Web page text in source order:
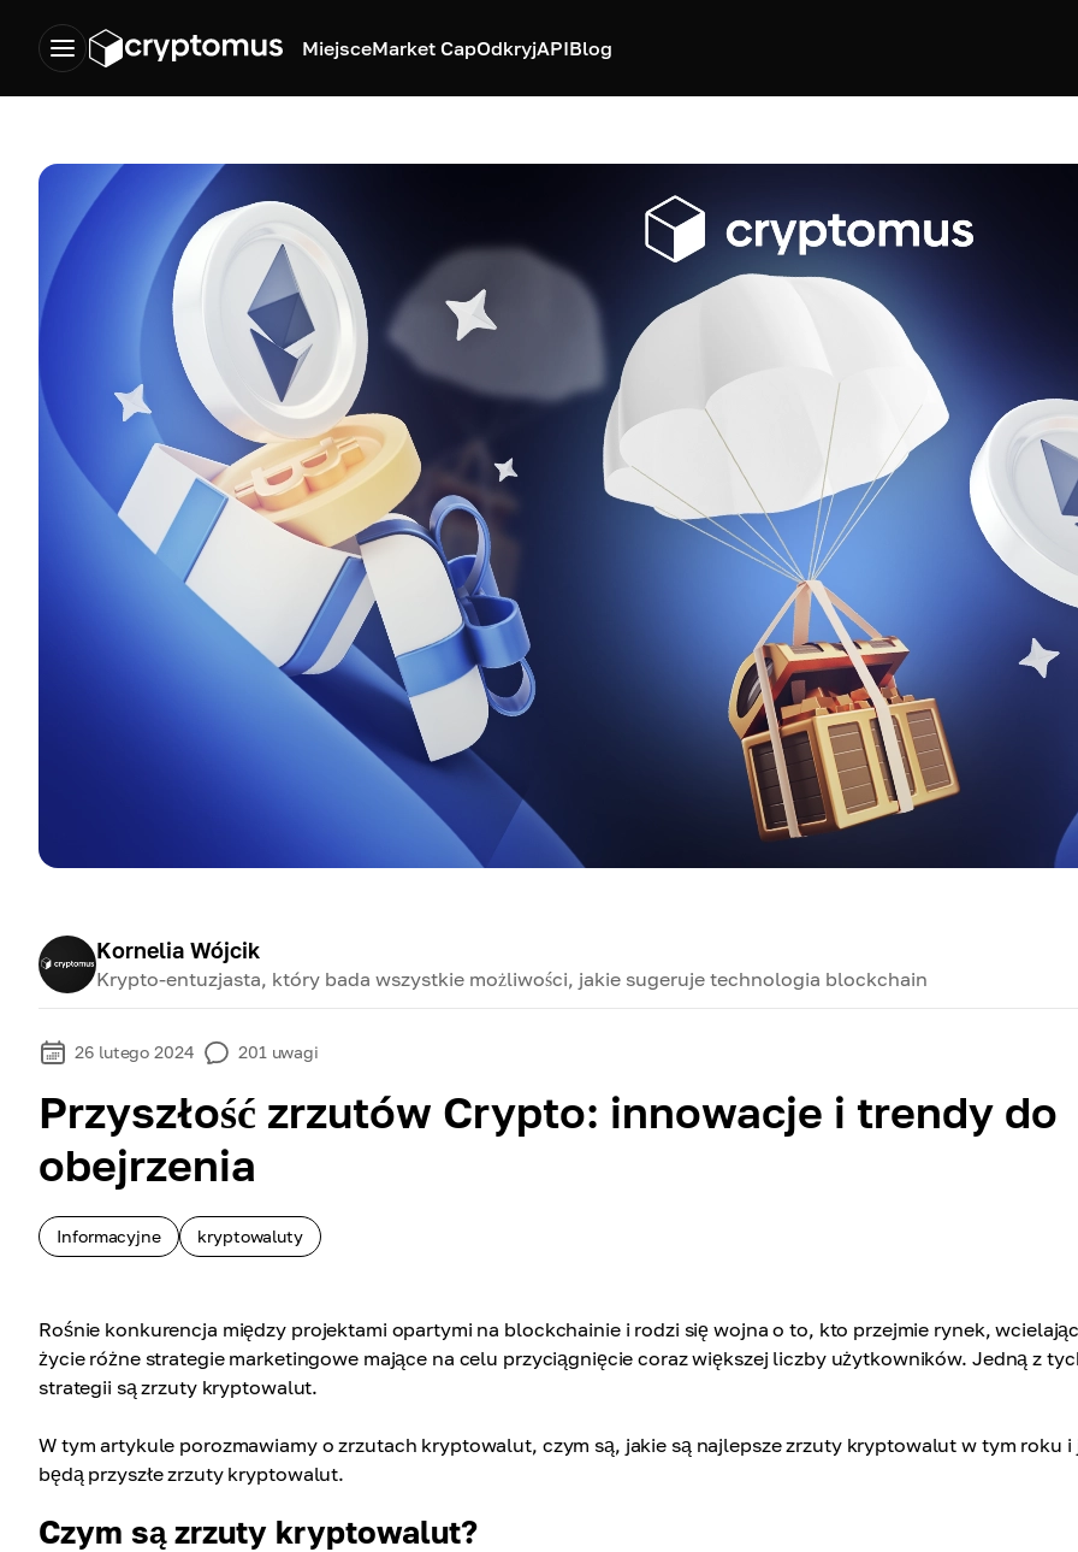
MiejsceMarket CapOdkryjAPIBlog
Kornelia Wójcik
Krypto-entuzjasta, który bada wszystkie możliwości, jakie sugeruje technologia blockchain
26 lutego 2024 201 uwagi
Przyszłość zrzutów Crypto: innowacje i trendy do
obejrzenia
Informacyjne kryptowaluty
Rośnie konkurencja między projektami opartymi na blockchainie i rodzi się wojna o to, kto przejmie rynek,
życie różne strategie marketingowe mające na celu przyciągnięcie coraz większej liczby użytkowników. Jedną z
strategii są zrzuty kryptowalut.
W tym artykule porozmawiamy o zrzutach kryptowalut, czym są, jakie są najlepsze zrzuty kryptowalut w tym roku i
będą przyszłe zrzuty kryptowalut.
Czym są zrzuty kryptowalut?